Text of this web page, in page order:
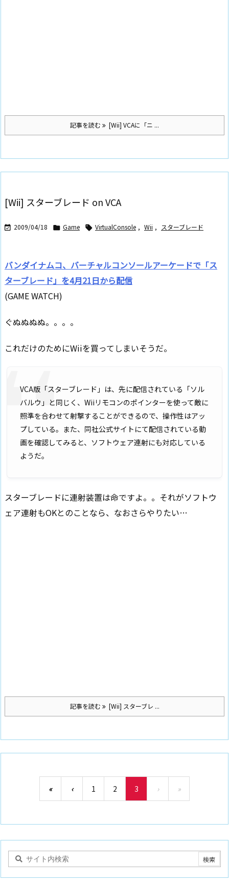
記事を読む [Wii] VCAに「ニ ...
[Wii] スターブレード on VCA
 2009/04/18  Game  VirtualConsole , Wii , スターブレード
バンダイナムコ、バーチャルコンソールアーケードで「ス
ターブレード」を4月21日から配信
(GAME WATCH)
ぐぬぬぬぬ。。。。
これだけのためにWiiを買ってしまいそうだ。
VCA版「スターブレード」は、先に配信されている「ソル
バルウ」と同じく、Wiiリモコンのポインターを使って敵に
照準を合わせて射撃することができるので、操作性はアッ
プしている。また、同社公式サイトにて配信されている動
画を確認してみると、ソフトウェア連射にも対応している
ようだ。
スターブレードに連射装置は命ですよ。。それがソフトウ
ェア連射もOKとのことなら、なおさらやりたい…
記事を読む [Wii] スターブレ ...
« ‹ 1 2 3 › »